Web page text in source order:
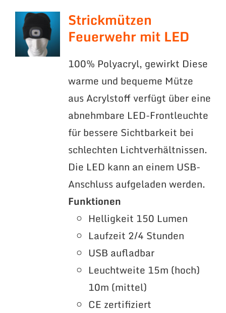
Strickmützen
Feuerwehr mit LED
100% Polyacryl, gewirkt Diese
warme und bequeme Mütze
aus Acrylstoff verfügt über eine
abnehmbare LED-Frontleuchte
für bessere Sichtbarkeit bei
schlechten Lichtverhältnissen.
Die LED kann an einem USB-
Anschluss aufgeladen werden.
Funktionen
Helligkeit 150 Lumen
Laufzeit 2/4 Stunden
USB aufladbar
Leuchtweite 15m (hoch)
10m (mittel)
CE zertifiziert